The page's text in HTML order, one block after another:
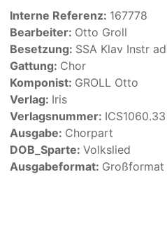
Interne Referenz: 167778
Bearbeiter: Otto Groll
Besetzung: SSA Klav Instr
Gattung: Chor
Komponist: GROLL Otto
Verlag: Iris
Verlagsnummer: ICS1060.33
Ausgabe: Chorpart
DOB_Sparte: Volkslied
Ausgabeformat: Großformat